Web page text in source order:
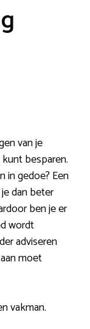
van je
besparen.
in gedoe? Een
dan beter
ben je er
wordt
adviseren
moet
vakman.